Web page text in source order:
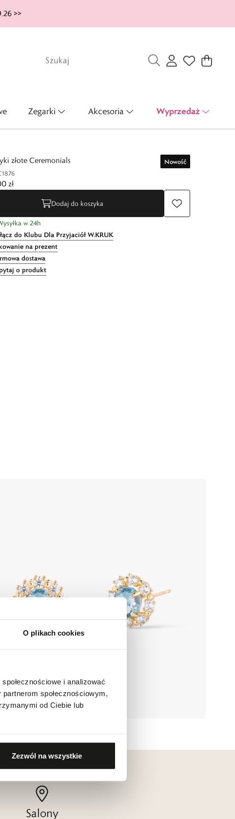
O plikach cookies
i analizować
społecznościowym,
od Ciebie lub
Zezwól na wszystkie
>>
Zegarki Akcesoria Wyprzedaż
złote Ceremonials Nowość
zł
Dodaj do koszyka
w 24h
do Klubu Dla Przyjaciół W.KRUK
na prezent
dostawa
o produkt
Salony